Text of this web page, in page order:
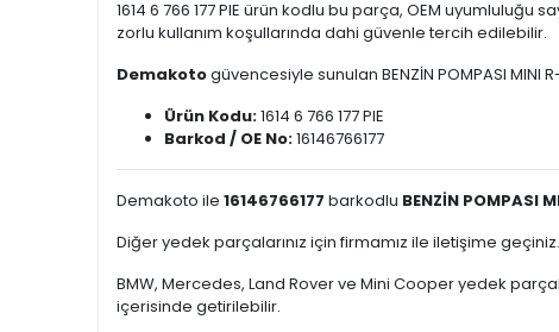
1614 6 766 177 PIE ürün kodlu bu parça, OEM
zorlu kullanım koşullarında dahi güvenle tercih edilebilir.
Demakotogüvencesiyle sunulan BENZİN POMPASI
Ürün Kodu:1614 6 766 177 PIE
Barkod / OE No:16146766177
Demakoto ile 16146766177 barkodlu BENZİN POMPASI
Diğer yedek parçalarınız için firmamız ile iletişime
BMW, Mercedes, Land Rover ve Mini Cooper yedek
içerisinde getirilebilir.